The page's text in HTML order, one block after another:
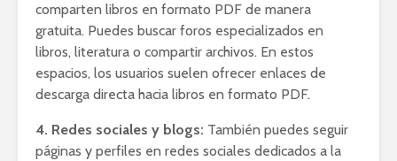
comparten libros en formato PDF de manera
gratuita. Puedes buscar foros especializados en
libros, literatura o compartir archivos. En estos
espacios, los usuarios suelen ofrecer enlaces de
descarga directa hacia libros en formato PDF.
4. Redes sociales y blogs: También puedes seguir
páginas y perfiles en redes sociales dedicados a la